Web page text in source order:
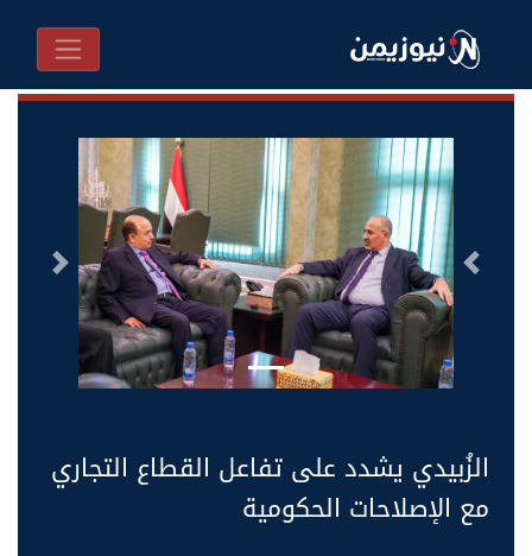
السابق التالى
الزُبيدي يشدد على تفاعل القطاع التجاري
مع الإصلاحات الحكومية